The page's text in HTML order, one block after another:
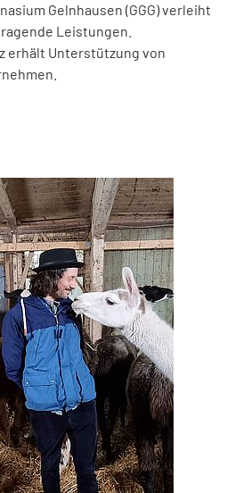
Gelnhausen (GGG) verleiht
Leistungen.
erhält Unterstützung von